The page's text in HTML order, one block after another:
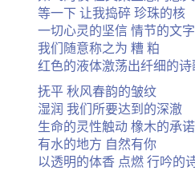
等一下 让我捣碎 珍珠的核
一切心灵的坚信 情节的文字
我们随意称之为 糟 粕
红色的液体激荡出纤细的诗
抚平 秋风春韵的皱纹
湿润 我们所要达到的深澈
生命的灵性触动 橡木的承诺
有水的地方 自然有你
以透明的体香 点燃 行吟的